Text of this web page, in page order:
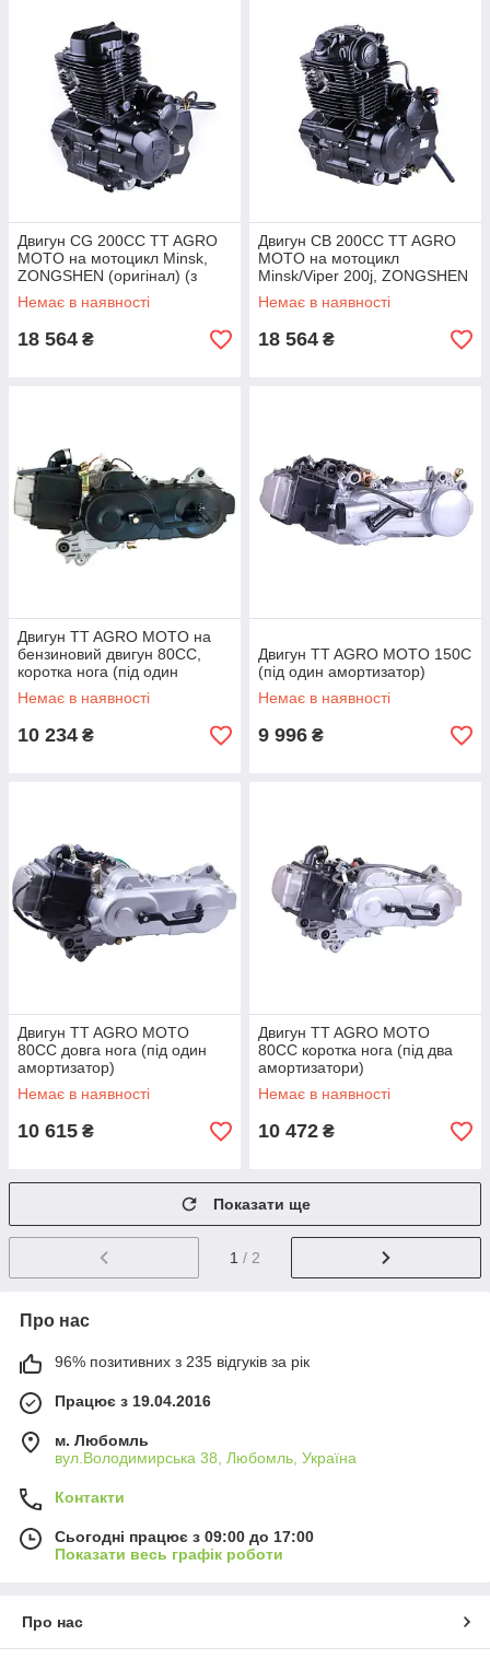
Двигун СG 200СС TT AGRO
MOTO на мотоцикл Minsk,
ZONGSHEN (оригінал) (з
повітряним охолодженням,
бензиновий)
Немає в наявності
18 564 ₴
Двигун CB 200СС TT AGRO
MOTO на мотоцикл
Minsk/Viper 200j, ZONGSHEN
Немає в наявності
18 564 ₴
Двигун TT AGRO MOTO на
бензиновий двигун 80СС,
коротка нога (під один
амортизатор)
Немає в наявності
10 234 ₴
Двигун TT AGRO MOTO 150С
(під один амортизатор)
Немає в наявності
9 996 ₴
Двигун TT AGRO MOTO
80СС довга нога (під один
амортизатор)
Немає в наявності
10 615 ₴
Двигун TT AGRO MOTO
80СС коротка нога (під два
амортизатори)
Немає в наявності
10 472 ₴
Показати ще
1 / 2
Про нас
96% позитивних з 235 відгуків за рік
Працює з 19.04.2016
м. Любомль
вул.Володимирська 38, Любомль, Україна
Контакти
Сьогодні працює з 09:00 до 17:00
Показати весь графік роботи
Про нас